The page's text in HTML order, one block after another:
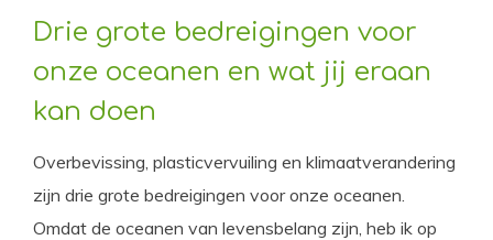
Drie grote bedreigingen voor
onze oceanen en wat jij eraan
kan doen
Overbevissing, plasticvervuiling en klimaatverandering
zijn drie grote bedreigingen voor onze oceanen.
Omdat de oceanen van levensbelang zijn, heb ik op